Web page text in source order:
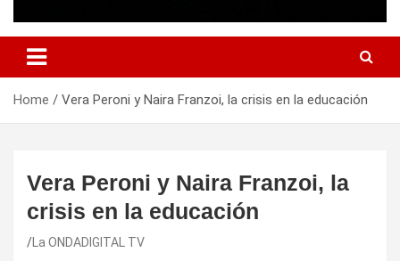
Home Vera Peroni y Naira Franzoi, la crisis en la educación
Vera Peroni y Naira Franzoi, la
crisis en la educación
La ONDADIGITAL TV